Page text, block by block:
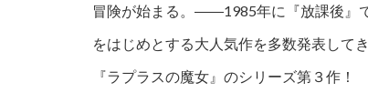
冒険が始まる。――1985年に『放課後』
をはじめとする大人気作を多数発表して
『ラプラスの魔女』のシリーズ第３作！